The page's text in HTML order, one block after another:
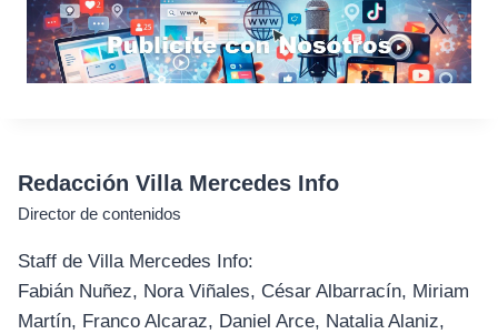
Redacción Villa Mercedes Info
Director de contenidos
Staff de Villa Mercedes Info:
Fabián Nuñez, Nora Viñales, César Albarracín, Miriam
Martín, Franco Alcaraz, Daniel Arce, Natalia Alaniz,